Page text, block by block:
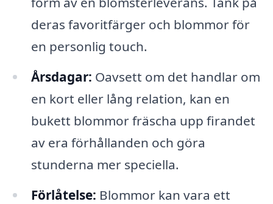
deras favoritfärger och blommor för
en personlig touch.
Årsdagar: Oavsett om det handlar om
en kort eller lång relation, kan en
bukett blommor fräscha upp firandet
av era förhållanden och göra
stunderna mer speciella.
Förlåtelse: Blommor kan vara ett